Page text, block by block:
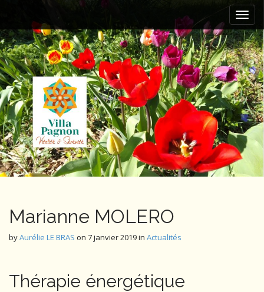
i
n
m
e
n
u
i
p
t
o
c
o
n
t
e
n
t
Marianne MOLERO
byAurélie LE BRAS on 7 janvier 2019in Actualités
Thérapie énergétique